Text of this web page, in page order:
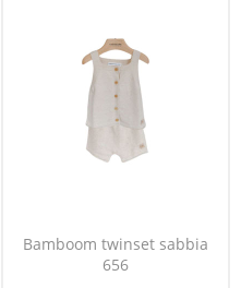
Bamboom twinset sabbia
656